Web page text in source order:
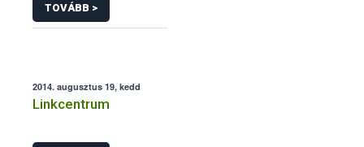
TOVÁBB >
2014. augusztus 19, kedd
Linkcentrum